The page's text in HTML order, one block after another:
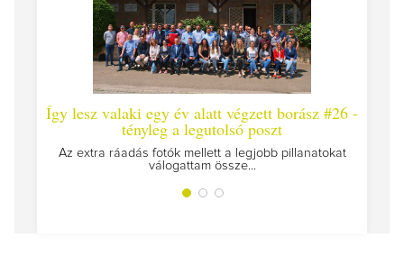
Így lesz valaki egy év alatt végzett borász #26 -
tényleg a legutolsó poszt
Az extra ráadás fotók mellett a legjobb pillanatokat
válogattam össze...